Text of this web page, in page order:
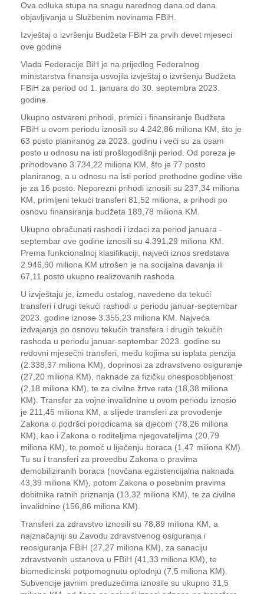
Ova odluka stupa na snagu narednog dana od dana
objavljivanja u Službenim novinama FBiH.
Izvještaj o izvršenju Budžeta FBiH za prvih devet mjeseci
ove godine
Vlada Federacije BiH je na prijedlog Federalnog
ministarstva finansija usvojila izvještaj o izvršenju Budžeta
FBiH za period od 1. januara do 30. septembra 2023.
godine.
Ukupno ostvareni prihodi, primici i finansiranje Budžeta
FBiH u ovom periodu iznosili su 4.242,86 miliona KM, što je
63 posto planiranog za 2023. godinu i veći su za osam
posto u odnosu na isti prošlogodišnji period. Od poreza je
prihodovano 3.734,22 miliona KM, što je 77 posto
planiranog, a u odnosu na isti period prethodne godine više
je za 16 posto. Neporezni prihodi iznosili su 237,34 miliona
KM, primljeni tekući transferi 81,52 miliona, a prihodi po
osnovu finansiranja budžeta 189,78 miliona KM.
Ukupno obračunati rashodi i izdaci za period januara -
septembar ove godine iznosili su 4.391,29 miliona KM.
Prema funkcionalnoj klasifikaciji, najveći iznos sredstava
2.946,90 miliona KM utrošen je na socijalna davanja ili
67,11 posto ukupno realizovanih rashoda.
U izvještaju je, između ostalog, navedeno da tekući
transferi i drugi tekući rashodi u periodu januar-septembar
2023. godine iznose 3.355,23 miliona KM. Najveća
izdvajanja po osnovu tekućih transfera i drugih tekućih
rashoda u periodu januar-septembar 2023. godine su
redovni mjesečni transferi, među kojima su isplata penzija
(2.338,37 miliona KM), doprinosi za zdravstveno osiguranje
(27,20 miliona KM), naknade za fizičku onesposobljenost
(2,18 miliona KM), te za civilne žrtve rata (18,38 miliona
KM). Transfer za vojne invalidnine u ovom periodu iznosio
je 211,45 miliona KM, a slijede transferi za provođenje
Zakona o podršci porodicama sa djecom (78,26 miliona
KM), kao i Zakona o roditeljima njegovateljima (20,79
miliona KM), te pomoć u liječenju boraca (1,47 miliona KM).
Tu su i transferi za provedbu Zakona o pravima
demobiliziranih boraca (novčana egzistencijalna naknada
43,39 miliona KM), potom Zakona o posebnim pravima
dobitnika ratnih priznanja (13,32 miliona KM), te za civilne
invalidnine (156,86 miliona KM).
Transferi za zdravstvo iznosili su 78,89 miliona KM, a
najznačajniji su Zavodu zdravstvenog osiguranja i
reosiguranja FBiH (27,27 miliona KM), za sanaciju
zdravstvenih ustanova u FBiH (41,33 miliona KM), te
biomedicinski potpomognutu oplodnju (7,5 miliona KM).
Subvencije javnim preduzećima iznosile su ukupno 31,5